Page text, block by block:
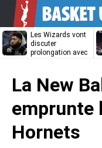
Les Wizards vont
discuter
prolongation avec
Unibet
La New
emprunte
Hornets